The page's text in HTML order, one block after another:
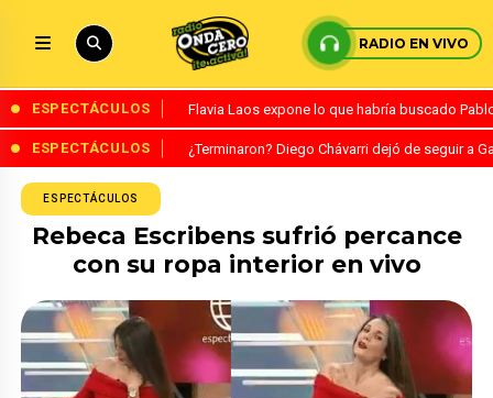
RADIO EN VIVO
ESPECTÁCULOS Flavia Laos expone lo que habría buscado
ESPECTÁCULOS ¿Terminaron? Diego Chávarri dejó de seguir a
ESPECTÁCULOS
Rebeca Escribens sufrió percance
con su ropa interior en vivo